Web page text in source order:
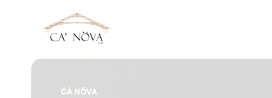
CÀ NÖVA